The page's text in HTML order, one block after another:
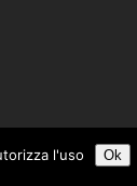
-Privacy-Cookie-
l'uso Ok